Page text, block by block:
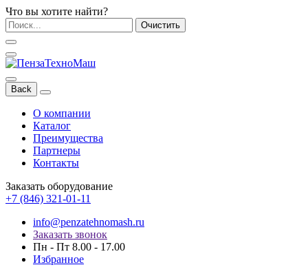
Что вы хотите найти?
Очистить
Back
О компании
Каталог
Преимущества
Партнеры
Контакты
Заказать оборудование
+7 (846) 321-01-11
info@penzatehnomash.ru
Заказать звонок
Пн - Пт 8.00 - 17.00
Избранное